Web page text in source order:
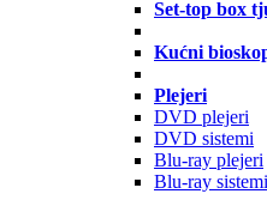
Set-top box
Kućni
Plejeri
DVD plejeri
DVD sistemi
Blu-ray plejeri
Blu-ray sistemi